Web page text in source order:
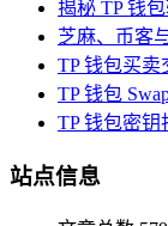
揭秘 TP 钱
芝麻、币客
TP 钱包买
TP 钱包
TP 钱包密钥
站点信息